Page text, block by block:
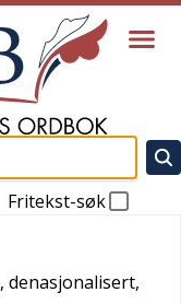
Fritekst-søk
, denasjonalisert,